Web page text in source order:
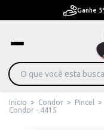
Pague em
Início > Condor > Pincel >
Condor - 4415